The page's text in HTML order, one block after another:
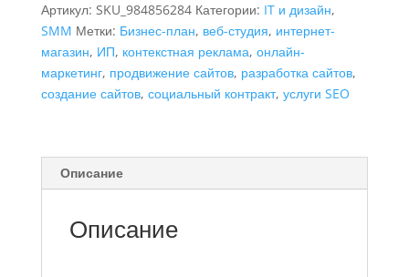
"Веб-
студия
по
разработке
и
ИП
Артикул: SKU_984856284 Категории: IT и дизайн,
SMM Метки: Бизнес-план, веб-студия, интернет-
магазин, ИП, контекстная реклама, онлайн-
маркетинг, продвижение сайтов, разработка сайтов,
создание сайтов, социальный контракт, услуги SEO
Описание
Описание